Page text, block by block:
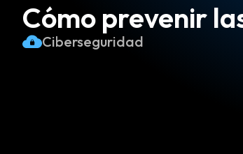
Cómo prevenir
Ciberseguridad